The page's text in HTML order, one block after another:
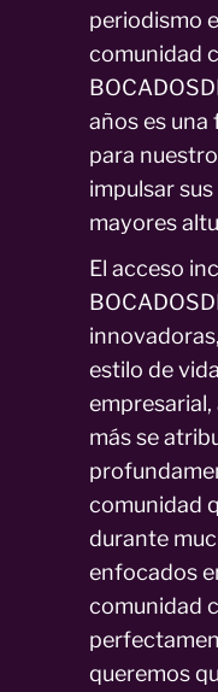
periodismo
comunidad
años es
para
impulsar
mayores
El acceso
estilo de
más se
comunidad
durante
enfocados
comunidad
queremos